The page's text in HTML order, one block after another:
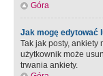
Góra
Jak mogę edytować
Tak jak posty, ankiety
użytkownik może
trwania ankiety.